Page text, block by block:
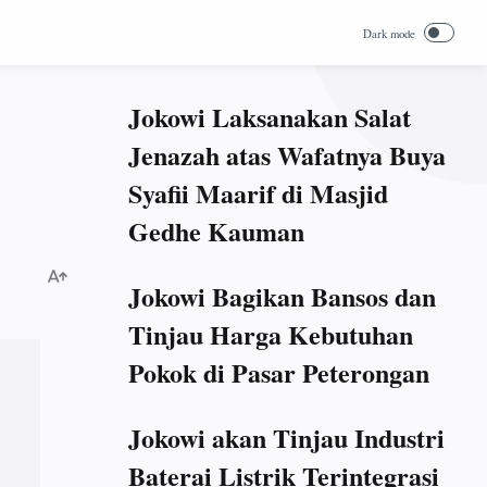
Jokowi Laksanakan Salat
Jenazah atas Wafatnya Buya
Syafii Maarif di Masjid
Gedhe Kauman
Jokowi Bagikan Bansos dan
Tinjau Harga Kebutuhan
Pokok di Pasar Peterongan
Jokowi akan Tinjau Industri
Baterai Listrik Terintegrasi